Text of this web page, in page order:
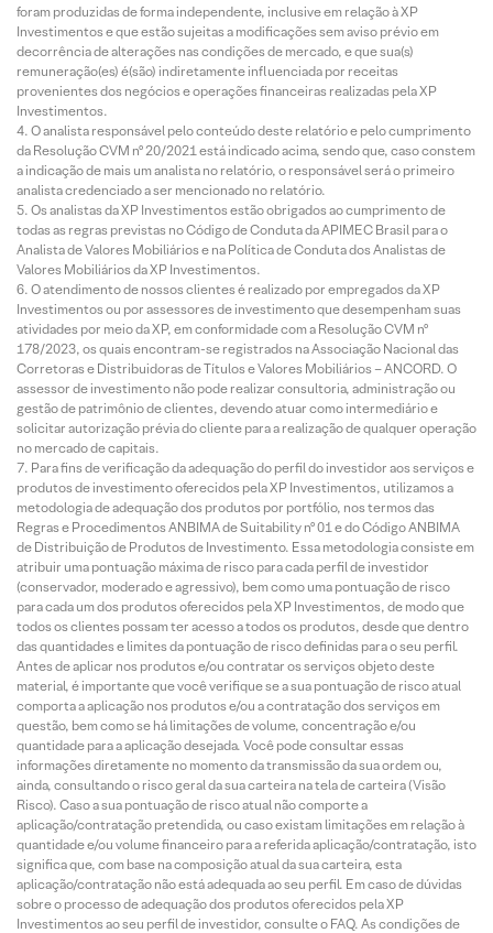
foram produzidas de forma independente, inclusive em relação à XP
Investimentos e que estão sujeitas a modificações sem aviso prévio em
decorrência de alterações nas condições de mercado, e que sua(s)
remuneração(es) é(são) indiretamente influenciada por receitas
provenientes dos negócios e operações financeiras realizadas pela XP
Investimentos.
O analista responsável pelo conteúdo deste relatório e pelo cumprimento
da Resolução CVM nº 20/2021 está indicado acima, sendo que, caso constem
a indicação de mais um analista no relatório, o responsável será o primeiro
analista credenciado a ser mencionado no relatório.
Os analistas da XP Investimentos estão obrigados ao cumprimento de
todas as regras previstas no Código de Conduta da APIMEC Brasil para o
Analista de Valores Mobiliários e na Política de Conduta dos Analistas de
Valores Mobiliários da XP Investimentos.
O atendimento de nossos clientes é realizado por empregados da XP
Investimentos ou por assessores de investimento que desempenham suas
atividades por meio da XP, em conformidade com a Resolução CVM nº
178/2023, os quais encontram-se registrados na Associação Nacional das
Corretoras e Distribuidoras de Títulos e Valores Mobiliários – ANCORD. O
assessor de investimento não pode realizar consultoria, administração ou
gestão de patrimônio de clientes, devendo atuar como intermediário e
solicitar autorização prévia do cliente para a realização de qualquer operação
no mercado de capitais.
Para fins de verificação da adequação do perfil do investidor aos serviços e
produtos de investimento oferecidos pela XP Investimentos, utilizamos a
metodologia de adequação dos produtos por portfólio, nos termos das
Regras e Procedimentos ANBIMA de Suitability nº 01 e do Código ANBIMA
de Distribuição de Produtos de Investimento. Essa metodologia consiste em
atribuir uma pontuação máxima de risco para cada perfil de investidor
(conservador, moderado e agressivo), bem como uma pontuação de risco
para cada um dos produtos oferecidos pela XP Investimentos, de modo que
todos os clientes possam ter acesso a todos os produtos, desde que dentro
das quantidades e limites da pontuação de risco definidas para o seu perfil.
Antes de aplicar nos produtos e/ou contratar os serviços objeto deste
material, é importante que você verifique se a sua pontuação de risco atual
comporta a aplicação nos produtos e/ou a contratação dos serviços em
questão, bem como se há limitações de volume, concentração e/ou
quantidade para a aplicação desejada. Você pode consultar essas
informações diretamente no momento da transmissão da sua ordem ou,
ainda, consultando o risco geral da sua carteira na tela de carteira (Visão
Risco). Caso a sua pontuação de risco atual não comporte a
aplicação/contratação pretendida, ou caso existam limitações em relação à
quantidade e/ou volume financeiro para a referida aplicação/contratação, isto
significa que, com base na composição atual da sua carteira, esta
aplicação/contratação não está adequada ao seu perfil. Em caso de dúvidas
sobre o processo de adequação dos produtos oferecidos pela XP
Investimentos ao seu perfil de investidor, consulte o FAQ. As condições de